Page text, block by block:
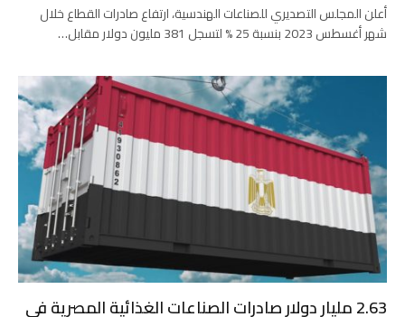
أعلن المجلس التصديري للصناعات الهندسية، ارتفاع صادرات القطاع خلال
شهر أغسطس 2023 بنسبة 25 % لتسجل 381 مليون دولار مقابل…
2.63 مليار دولار صادرات الصناعات الغذائية المصرية في